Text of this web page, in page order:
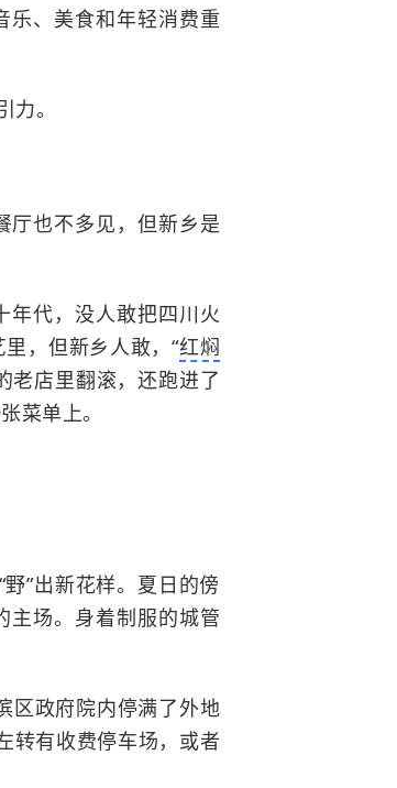
乐、美食和年轻消费重
。
厅也不多见，但新乡是
代，没人敢把四川火
，但新乡人敢，“红焖
老店里翻滚，还跑进了
菜单上。
”出新花样。夏日的傍
主场。身着制服的城管
政府院内停满了外地
转有收费停车场，或者